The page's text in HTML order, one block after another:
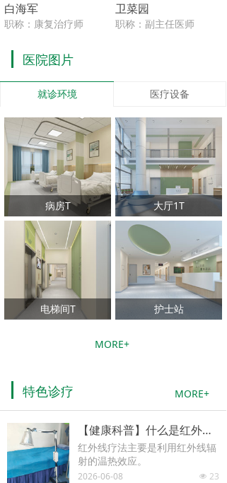
白海军
职称：康复治疗师
卫菜园
职称：副主任医师
医院图片
MORE+
特色诊疗
就诊环境 医疗设备
病房T 大厅1T
电梯间T 护士站
MORE+
【健康科普】什么是红外线疗法？了解红外线疗法的作用
红外线疗法主要是利用红外线辐
射的温热效应。
넶 23
2026-06-08